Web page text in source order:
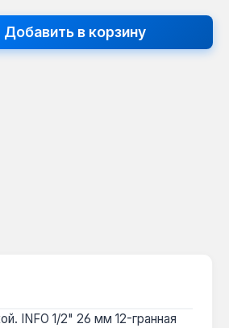
введите желаемое
Добавить в корзину
INFO 1/2" 26 мм 12-гранная